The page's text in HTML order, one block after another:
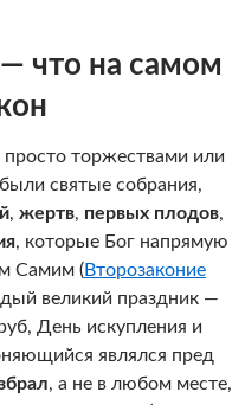
что на самом
торжествами или
святые собрания,
, жертв, первых плодов,
, которые Бог напрямую
Самим (Второзаконие
великий праздник —
День искупления и
являлся пред
, а не в любом месте,